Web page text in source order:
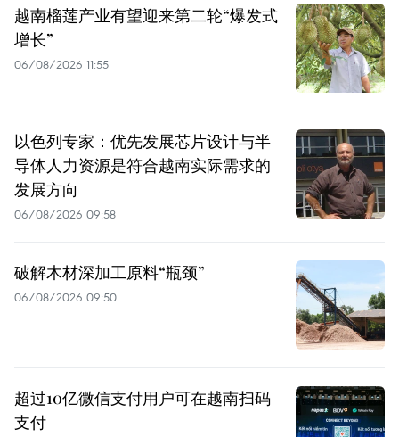
越南榴莲产业有望迎来第二轮“爆发式
增长”
06/08/2026 11:55
以色列专家：优先发展芯片设计与半
导体人力资源是符合越南实际需求的
发展方向
06/08/2026 09:58
破解木材深加工原料“瓶颈”
06/08/2026 09:50
超过10亿微信支付用户可在越南扫码
支付